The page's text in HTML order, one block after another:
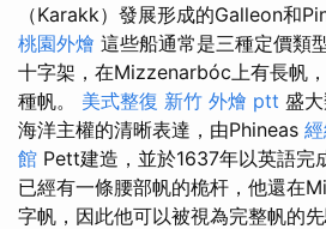
（Karakk）發展形成的Galleon和
桃園外燴 這些船通常是三種定價類
十字架，在Mizzenarbóc上有長帆
種帆。 美式整復 新竹 外燴 ptt 盛
海洋主權的清晰表達，由Phineas
館 Pett建造，並於1637年以英語完
已經有一條腰部帆的桅杆，他還在
字帆，因此他可以被視為完整帆的